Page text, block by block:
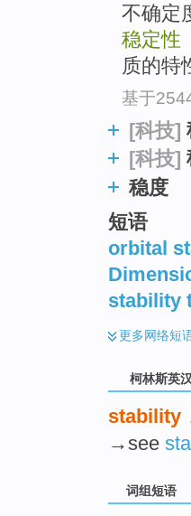
不确定
稳定性
质的特
基于
[科技]
[科技]
稳度
短语
orbital
stability
更多网络短
柯林斯英
stability
→see
词组短语